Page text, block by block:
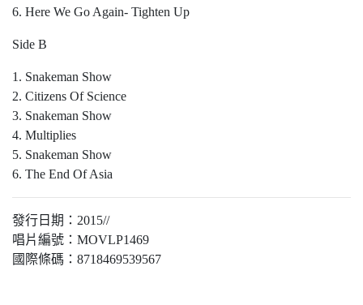
6. Here We Go Again- Tighten Up
Side B
1. Snakeman Show
2. Citizens Of Science
3. Snakeman Show
4. Multiplies
5. Snakeman Show
6. The End Of Asia
發行日期：2015//
唱片編號：MOVLP1469
國際條碼：8718469539567